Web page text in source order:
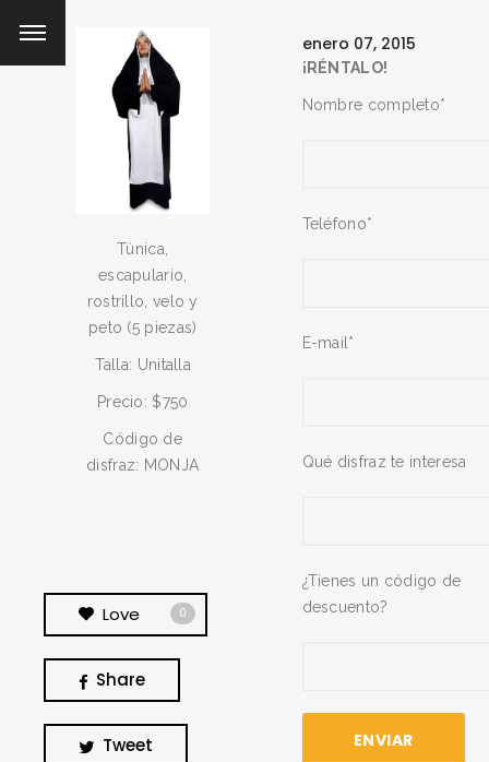
Túnica,
escapulario,
rostrillo, velo y
peto (5 piezas)
Talla: Unitalla
Precio: $750
Código de
disfraz: MONJA
Love 0
Share
Tweet
enero 07, 2015
¡RÉNTALO!
Nombre completo*
Teléfono*
E-mail*
Qué disfraz te interesa
¿Tienes un código de
descuento?